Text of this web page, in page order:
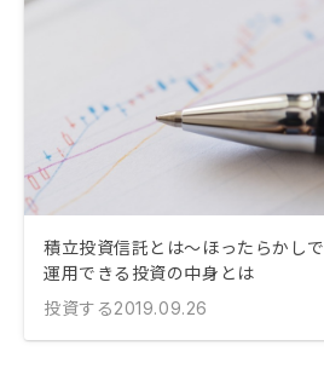
積立投資信託とは〜ほったらかしで
運用できる投資の中身とは
投資する2019.09.26